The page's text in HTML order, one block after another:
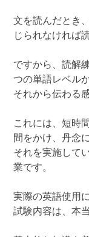
文を読んだとき
じられなければ
ですから、読解
つの単語レベルか
それから伝わる
これには、短時
間をかけ、丹念
それを実施して
業です。
実際の英語使用
試験内容は、本